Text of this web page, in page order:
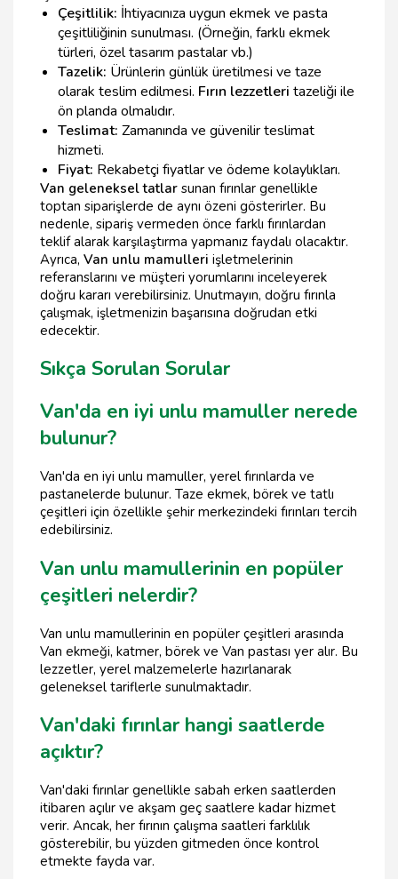
Çeşitlilik: İhtiyacınıza uygun ekmek ve pasta
çeşitliliğinin sunulması. (Örneğin, farklı ekmek
türleri, özel tasarım pastalar vb.)
Tazelik: Ürünlerin günlük üretilmesi ve taze
olarak teslim edilmesi. Fırın lezzetleri tazeliği ile
ön planda olmalıdır.
Teslimat: Zamanında ve güvenilir teslimat
hizmeti.
Fiyat: Rekabetçi fiyatlar ve ödeme kolaylıkları.
Van geleneksel tatlar sunan fırınlar genellikle
toptan siparişlerde de aynı özeni gösterirler. Bu
nedenle, sipariş vermeden önce farklı fırınlardan
teklif alarak karşılaştırma yapmanız faydalı olacaktır.
Ayrıca, Van unlu mamulleri işletmelerinin
referanslarını ve müşteri yorumlarını inceleyerek
doğru kararı verebilirsiniz. Unutmayın, doğru fırınla
çalışmak, işletmenizin başarısına doğrudan etki
edecektir.
Sıkça Sorulan Sorular
Van'da en iyi unlu mamuller nerede
bulunur?
Van'da en iyi unlu mamuller, yerel fırınlarda ve
pastanelerde bulunur. Taze ekmek, börek ve tatlı
çeşitleri için özellikle şehir merkezindeki fırınları tercih
edebilirsiniz.
Van unlu mamullerinin en popüler
çeşitleri nelerdir?
Van unlu mamullerinin en popüler çeşitleri arasında
Van ekmeği, katmer, börek ve Van pastası yer alır. Bu
lezzetler, yerel malzemelerle hazırlanarak
geleneksel tariflerle sunulmaktadır.
Van'daki fırınlar hangi saatlerde
açıktır?
Van'daki fırınlar genellikle sabah erken saatlerden
itibaren açılır ve akşam geç saatlere kadar hizmet
verir. Ancak, her fırının çalışma saatleri farklılık
gösterebilir, bu yüzden gitmeden önce kontrol
etmekte fayda var.